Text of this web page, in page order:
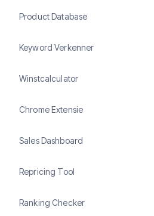
Product Database
Keyword Verkenner
Winstcalculator
Chrome Extensie
Sales Dashboard
Repricing Tool
Ranking Checker